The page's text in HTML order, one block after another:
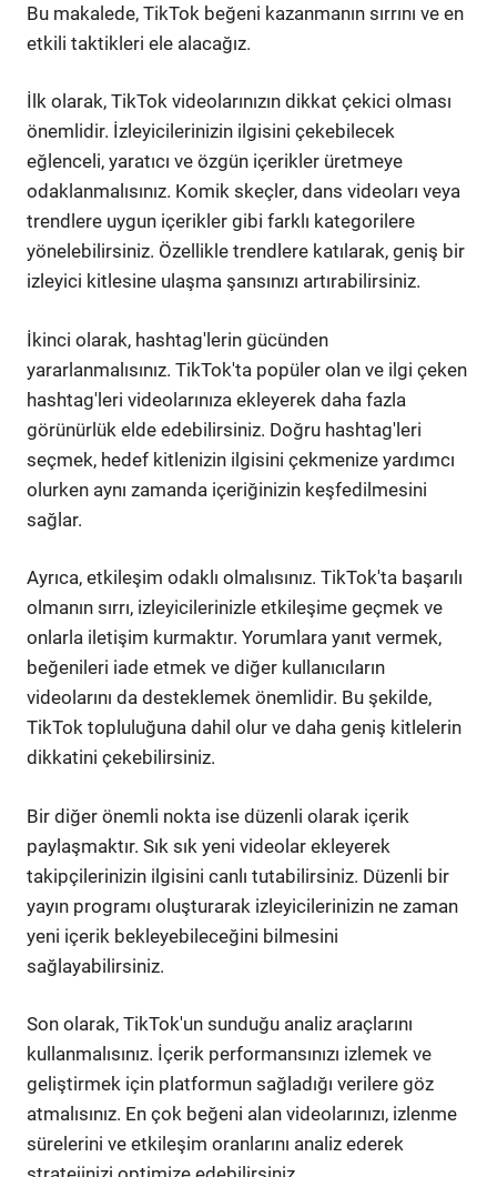
Bu makalede, TikTok beğeni kazanmanın sırrını ve en
etkili taktikleri ele alacağız.
İlk olarak, TikTok videolarınızın dikkat çekici olması
önemlidir. İzleyicilerinizin ilgisini çekebilecek
eğlenceli, yaratıcı ve özgün içerikler üretmeye
odaklanmalısınız. Komik skeçler, dans videoları veya
trendlere uygun içerikler gibi farklı kategorilere
yönelebilirsiniz. Özellikle trendlere katılarak, geniş bir
izleyici kitlesine ulaşma şansınızı artırabilirsiniz.
İkinci olarak, hashtag'lerin gücünden
yararlanmalısınız. TikTok'ta popüler olan ve ilgi çeken
hashtag'leri videolarınıza ekleyerek daha fazla
görünürlük elde edebilirsiniz. Doğru hashtag'leri
seçmek, hedef kitlenizin ilgisini çekmenize yardımcı
olurken aynı zamanda içeriğinizin keşfedilmesini
sağlar.
Ayrıca, etkileşim odaklı olmalısınız. TikTok'ta başarılı
olmanın sırrı, izleyicilerinizle etkileşime geçmek ve
onlarla iletişim kurmaktır. Yorumlara yanıt vermek,
beğenileri iade etmek ve diğer kullanıcıların
videolarını da desteklemek önemlidir. Bu şekilde,
TikTok topluluğuna dahil olur ve daha geniş kitlelerin
dikkatini çekebilirsiniz.
Bir diğer önemli nokta ise düzenli olarak içerik
paylaşmaktır. Sık sık yeni videolar ekleyerek
takipçilerinizin ilgisini canlı tutabilirsiniz. Düzenli bir
yayın programı oluşturarak izleyicilerinizin ne zaman
yeni içerik bekleyebileceğini bilmesini
sağlayabilirsiniz.
Son olarak, TikTok'un sunduğu analiz araçlarını
kullanmalısınız. İçerik performansınızı izlemek ve
geliştirmek için platformun sağladığı verilere göz
atmalısınız. En çok beğeni alan videolarınızı, izlenme
sürelerini ve etkileşim oranlarını analiz ederek